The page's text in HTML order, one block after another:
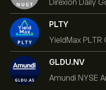
PLTY
GLDU.NV